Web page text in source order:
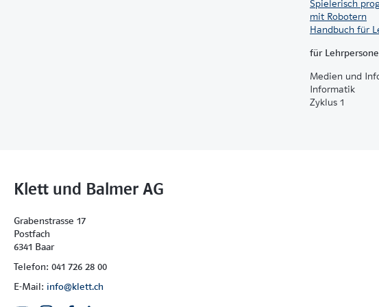
Passend
Spielerisch
mit Robotern
Handbuch für
für
Medien und
Informatik
Zyklus 1
Klett und Balmer AG
Grabenstrasse 17
Postfach
6341 Baar
Telefon: 041 726 28 00
E-Mail: info@klett.ch